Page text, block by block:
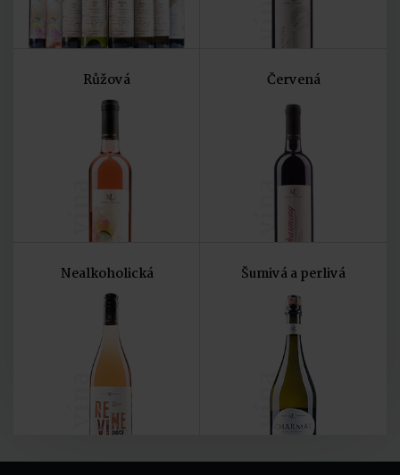
Růžová
vína
Červená
Nealkoholická
vína
Šumivá a perlivá
vína